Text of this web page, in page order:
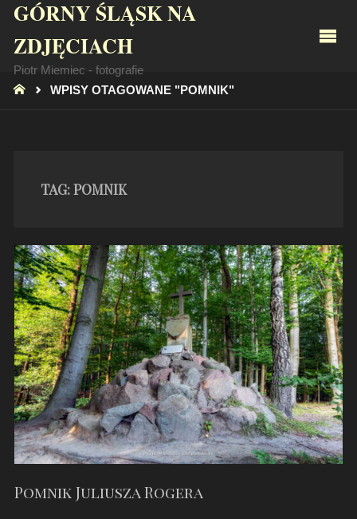
GÓRNY ŚLĄSK NA
ZDJĘCIACH
Piotr Miemiec - fotografie
STRONA
WPISY OTAGOWANE "POMNIK"
TAG:POMNIK
Pomnik Juliusza Rogera